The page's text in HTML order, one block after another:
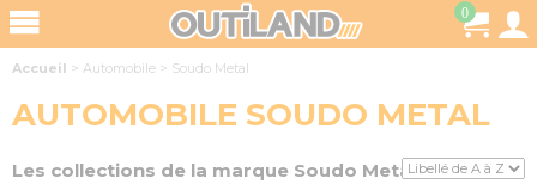
0
Accueil > Automobile > Soudo Metal
AUTOMOBILE SOUDO METAL
Les collections de la marque Soudo Metal